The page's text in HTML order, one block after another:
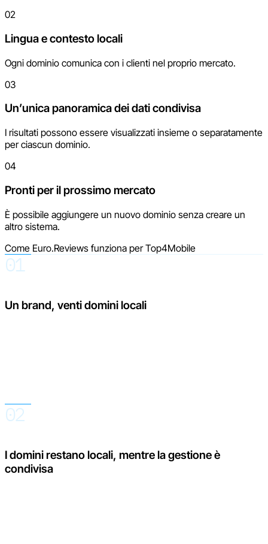
02
Lingua e contesto locali
Ogni dominio comunica con i clienti nel proprio mercato.
03
Un’unica panoramica dei dati condivisa
I risultati possono essere visualizzati insieme o separatamente
per ciascun dominio.
04
Pronti per il prossimo mercato
È possibile aggiungere un nuovo dominio senza creare un
altro sistema.
Come Euro.Reviews funziona per Top4Mobile
01
Un brand, venti domini locali
02
I domini restano locali, mentre la gestione è
condivisa